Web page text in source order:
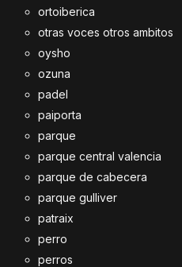
ortoiberica
otras voces otros ambitos
oysho
ozuna
padel
paiporta
parque
parque central valencia
parque de cabecera
parque gulliver
patraix
perro
perros